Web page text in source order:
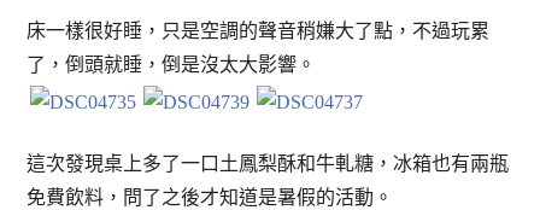
床一樣很好睡，只是空調的聲音稍嫌大了點，不過玩累
了，倒頭就睡，倒是沒太大影響。
這次發現桌上多了一口土鳳梨酥和牛軋糖，冰箱也有兩瓶
免費飲料，問了之後才知道是暑假的活動。